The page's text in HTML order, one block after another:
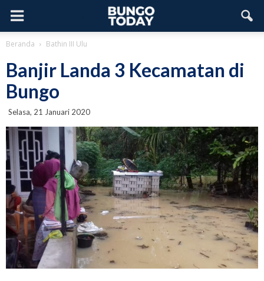
Beranda Bathin III Ulu
Banjir Landa 3 Kecamatan di
Bungo
Selasa, 21 Januari 2020